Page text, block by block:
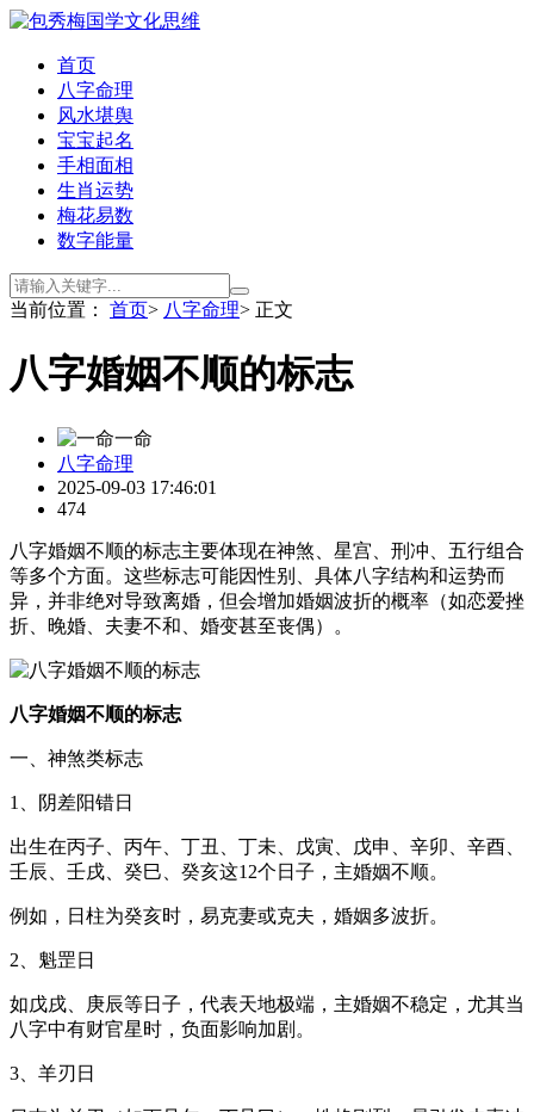
首页
八字命理
风水堪舆
宝宝起名
手相面相
生肖运势
梅花易数
数字能量
当前位置： 首页> 八字命理> 正文
八字婚姻不顺的标志
一命
八字命理
2025-09-03 17:46:01
474
八字婚姻不顺的标志主要体现在神煞、星宫、刑冲、五行组合
等多个方面。这些标志可能因性别、具体八字结构和运势而
异，并非绝对导致离婚，但会增加婚姻波折的概率（如恋爱挫
折、晚婚、夫妻不和、婚变甚至丧偶）。
八字婚姻不顺的标志
一、神煞类标志
1、阴差阳错日
出生在丙子、丙午、丁丑、丁未、戊寅、戊申、辛卯、辛酉、
壬辰、壬戌、癸巳、癸亥这12个日子，主婚姻不顺。
例如，日柱为癸亥时，易克妻或克夫，婚姻多波折。
2、魁罡日
如戊戌、庚辰等日子，代表天地极端，主婚姻不稳定，尤其当
八字中有财官星时，负面影响加剧。
3、羊刃日